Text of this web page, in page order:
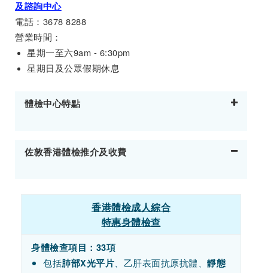
及諮詢中心
電話：3678 8288
營業時間：
星期一至六9am - 6:30pm
星期日及公眾假期休息
體檢中心特點
佐敦香港體檢推介及收費
香港體檢成人綜合
特惠身體檢查
身體檢查項目：33項
包括肺部X光平片 、乙肝表面抗原抗體、 靜態